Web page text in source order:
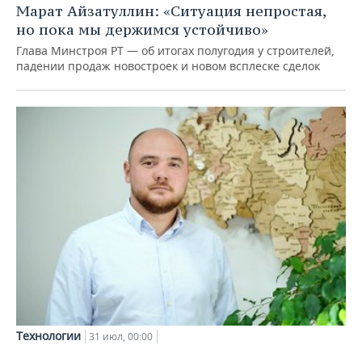
Марат Айзатуллин: «Ситуация непростая,
но пока мы держимся устойчиво»
Глава Минстроя РТ — об итогах полугодия у строителей,
падении продаж новостроек и новом всплеске сделок
Технологии 31 июл, 00:00